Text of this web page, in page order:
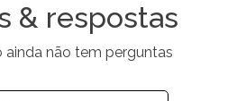
& respostas
ainda não tem perguntas